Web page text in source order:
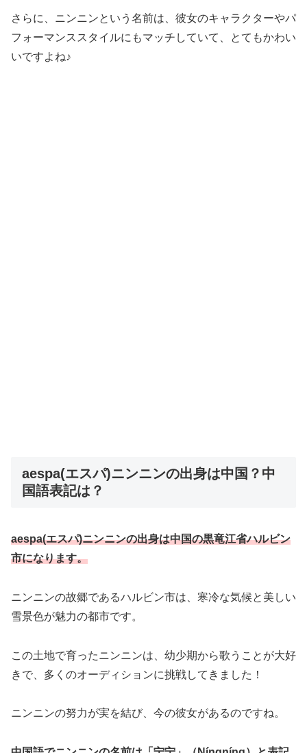
さらに、ニンニンという名前は、彼女のキャラクターやパ
フォーマンススタイルにもマッチしていて、とてもかわい
いですよね♪
aespa(エスパ)ニンニンの出身は中国？中
国語表記は？
aespa(エスパ)ニンニンの出身は中国の黒竜江省ハルビン
市になります。
ニンニンの故郷であるハルビン市は、寒冷な気候と美しい
雪景色が魅力の都市です。
この土地で育ったニンニンは、幼少期から歌うことが大好
きで、多くのオーディションに挑戦してきました！
ニンニンの努力が実を結び、今の彼女があるのですね。